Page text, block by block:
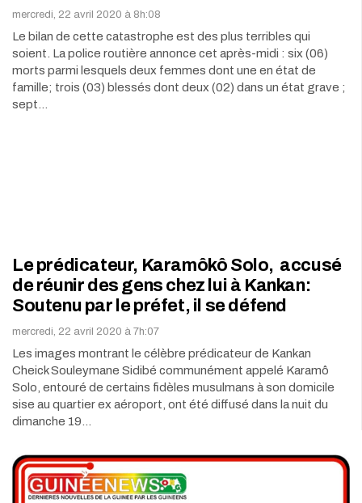
mercredi, 22 avril 2020 à 8h:08
Le bilan de cette catastrophe est des plus terribles qui
soient. La police routière annonce cet après-midi : six (06)
morts parmi lesquels deux femmes dont une en état de
famille; trois (03) blessés dont deux (02) dans un état grave ;
sept…
Le prédicateur, Karamôkô Solo, accusé
de réunir des gens chez lui à Kankan:
Soutenu par le préfet, il se défend
mercredi, 22 avril 2020 à 7h:07
Les images montrant le célèbre prédicateur de Kankan
Cheick Souleymane Sidibé communément appelé Karamô
Solo, entouré de certains fidèles musulmans à son domicile
sise au quartier ex aéroport, ont été diffusé dans la nuit du
dimanche 19…